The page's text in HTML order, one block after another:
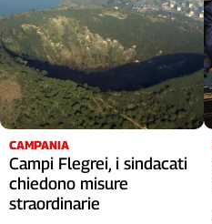
CAMPANIA
Campi Flegrei, i sindacati
chiedono misure
straordinarie